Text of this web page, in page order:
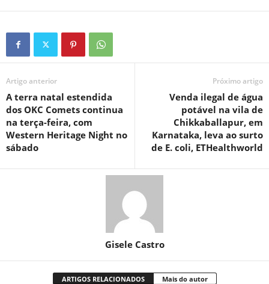
Artigo anterior
A terra natal estendida
dos OKC Comets continua
na terça-feira, com
Western Heritage Night no
sábado
Próximo artigo
Venda ilegal de água
potável na vila de
Chikkaballapur, em
Karnataka, leva ao surto
de E. coli, ETHealthworld
Gisele Castro
ARTIGOS RELACIONADOS Mais do autor